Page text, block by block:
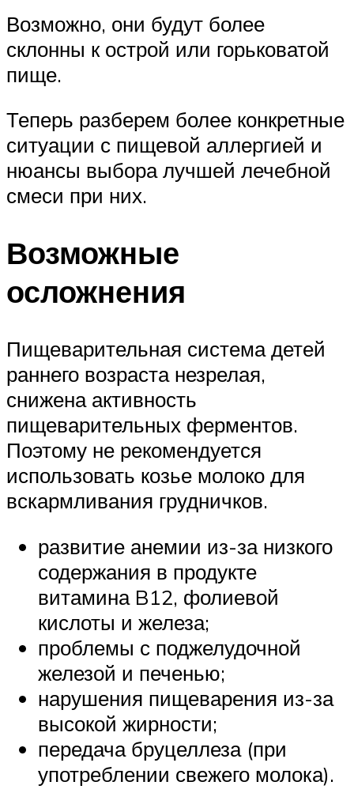
Возможно, они будут более
склонны к острой или горьковатой
пище.
Теперь разберем более конкретные
ситуации с пищевой аллергией и
нюансы выбора лучшей лечебной
смеси при них.
Возможные
осложнения
Пищеварительная система детей
раннего возраста незрелая,
снижена активность
пищеварительных ферментов.
Поэтому не рекомендуется
использовать козье молоко для
вскармливания грудничков.
развитие анемии из-за низкого
содержания в продукте
витамина B12, фолиевой
кислоты и железа;
проблемы с поджелудочной
железой и печенью;
нарушения пищеварения из-за
высокой жирности;
передача бруцеллеза (при
употреблении свежего молока).